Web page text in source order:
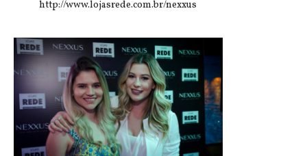
http://www.lojasrede.com.br/nexxus